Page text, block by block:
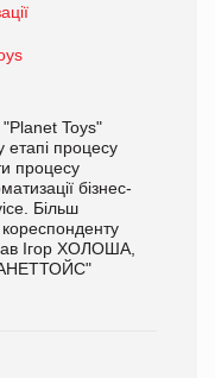
"Planet Toys"
процесу
процесу
бізнес-
Більш
Ігор ХОЛОША,